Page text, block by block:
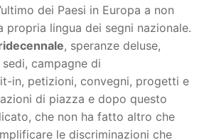
dei Paesi in Europa a non
propria lingua dei segni nazionale.
, speranze deluse,
campagne di
in, petizioni, convegni, progetti e
di piazza e dopo questo
che non ha fatto altro che
le discriminazioni che